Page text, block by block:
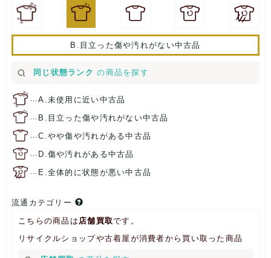
B.目立った傷や汚れがない中古品
同じ状態ランク の商品を探す
…A.未使用に近い中古品
… B.目立った傷や汚れがない中古品
…C.やや傷や汚れがある中古品
… D.傷や汚れがある中古品
… E.全体的に状態が悪い中古品
流通カテゴリー
こちらの商品は 店舗買取です。
リサイクルショップや古着屋が消費者から買い取った商品